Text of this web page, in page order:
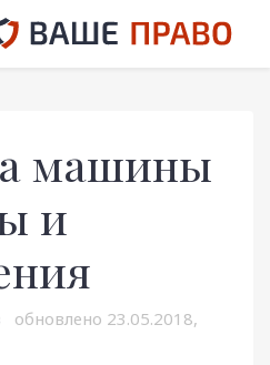
машины
и
обновлено 23.05.2018,